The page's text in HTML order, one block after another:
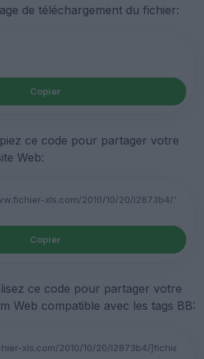
de téléchargement du fichier:
Copier
ce code pour partager votre
Web:
Copier
ce code pour partager votre
Web compatible avec les tags BB: